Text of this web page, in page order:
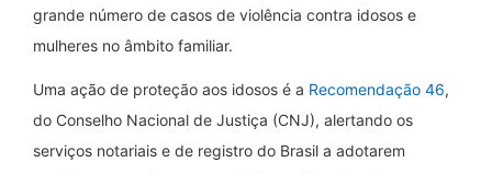
grande número de casos de violência contra idosos e
mulheres no âmbito familiar.
Uma ação de proteção aos idosos é a Recomendação 46,
do Conselho Nacional de Justiça (CNJ), alertando os
serviços notariais e de registro do Brasil a adotarem